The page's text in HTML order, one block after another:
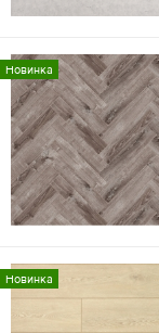
Новинка
Новинка